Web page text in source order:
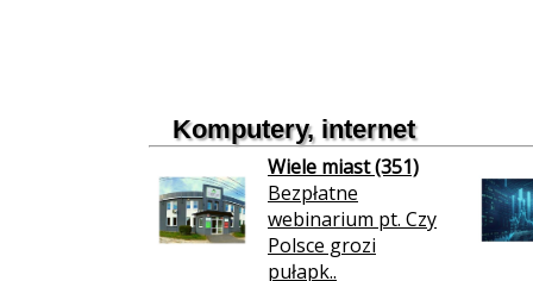
Komputery, internet
Wiele miast (351)
Bezpłatne
webinarium pt. Czy
Polsce grozi
pułapk..